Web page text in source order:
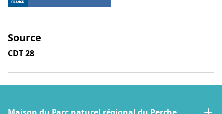
Source
CDT 28
Maison du Parc naturel régional du Perche